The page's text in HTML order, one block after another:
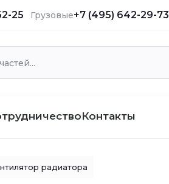
25 Грузовые+7 (495) 642-29-73
Контакты
радиатора